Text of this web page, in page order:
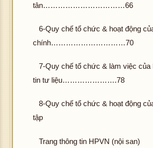
tân……………………………66
6-Quy chế tổ chức & hoạt động
chính…………………………70
7-Quy chế tổ chức & làm việc của
tin tư liệu………………….78
8-Quy chế tổ chức & hoạt động
tập
Trang thông tin HPVN (nội san)